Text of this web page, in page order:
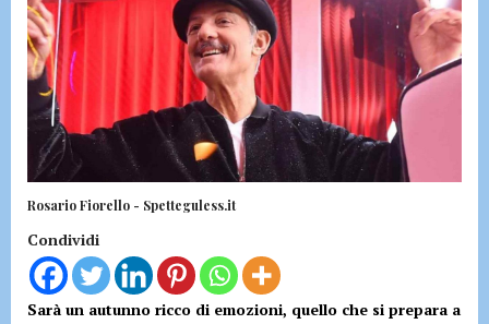
i
o
n
i
o
n
Rosario Fiorello - Spetteguless.it
Condividi
Sarà un autunno ricco di emozioni, quello che si prepara a